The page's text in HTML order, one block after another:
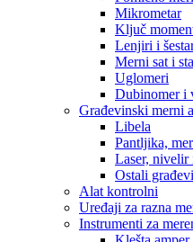
Mikrometar
Ključ
Lenjiri i
Merni sat i
Uglomeri
Dubinomer i
Građevinski merni
Libela
Pantljika,
Laser, nivelir
Ostali
Alat kontrolni
Uređaji za razna
Instrumenti za